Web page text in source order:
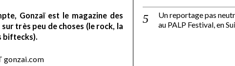
Gonzaï est le magazine des
très peu de choses (le rock, la
biftecks).
gonzai.com
Un reportage pas
au PALP Festival, en